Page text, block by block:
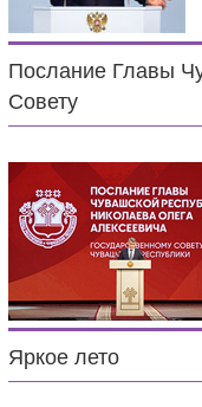
Послание Главы
Совету
Яркое лето